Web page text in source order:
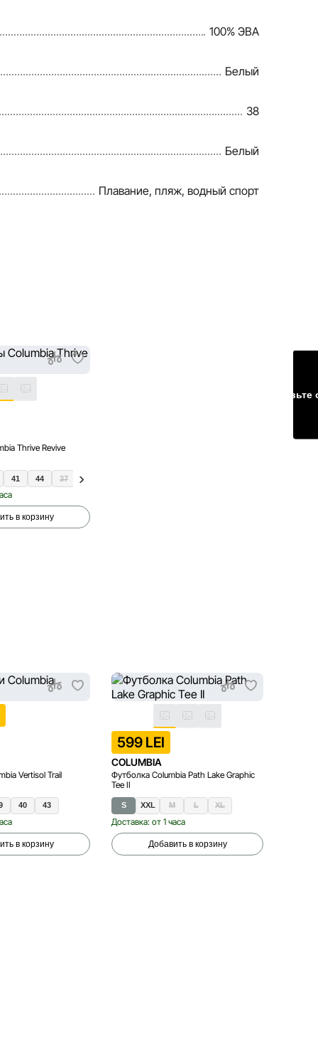
возможные ошибки в кратчайшие100% ЭВА
Белый
38
Белый
Плавание, пляж, водный спорт
Thrive Revive
41 44 37
в корзину
44.5
Vertisol Trail
40 43
в корзину
599 LEI
COLUMBIA
Футболка Columbia Path Lake Graphic
Tee II
S XXL M L XL
Доставка: от 1 часа
Добавить в корзину
Оставьте